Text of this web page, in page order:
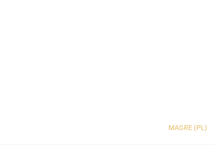
MAGRE (PL)